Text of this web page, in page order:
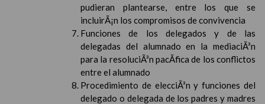
pudieran plantearse, entre los que se
incluirÃ¡n los compromisos de convivencia
Funciones de los delegados y de las
delegadas del alumnado en la mediaciÃ³n
para la resoluciÃ³n pacÃ­fica de los conflictos
entre el alumnado
Procedimiento de elecciÃ³n y funciones del
delegado o delegada de los padres y madres